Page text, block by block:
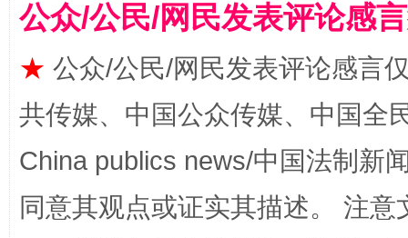
揭批美国五大"原罪" "炒
公众/公民/网民发表评论感
★ 公众/公民/网民发表评论感言
共传媒、中国公众传媒、中国全
China publics news/中国法制新
同意其观点或证实其描述。 注